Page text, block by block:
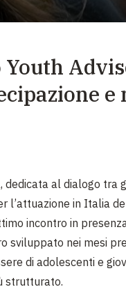
SCEGLI IL PIÙ
e
al dialogo tra
l’attuazione in Italia
incontro in
sviluppato nei mesi
di adolescenti e
strutturato.